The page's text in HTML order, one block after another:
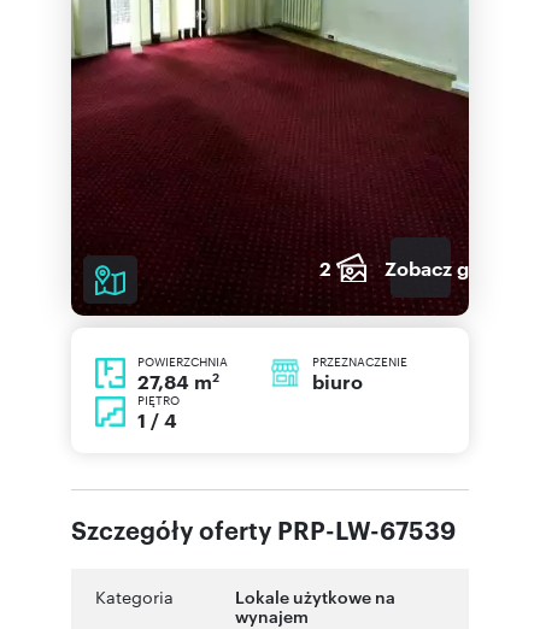
2 Zobacz galerię
POWIERZCHNIA
27,84 m2
PRZEZNACZENIE
biuro
PIĘTRO
1 / 4
Szczegóły oferty PRP-LW-67539
Kategoria
Lokale użytkowe na
wynajem